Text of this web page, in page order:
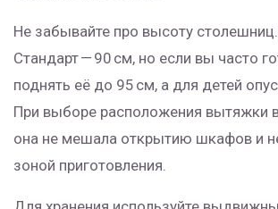
Не забывайте про высоту столешниц.
Стандарт — 90 см, но если вы часто
поднять её до 95 см, а для детей
При выборе расположения вытяжки
она не мешала открытию шкафов и
зоной приготовления.